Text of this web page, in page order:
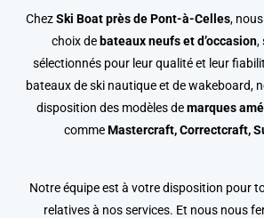
ChezSki Boat près de Pont-à-Celles,
choix de bateaux neufs et d’occasion,
sélectionnés pour leur qualité et leur
bateaux de ski nautique et de wakeboard,
disposition des modèles demarques
commeMastercraft, Correctcraft,
Notre équipe est à votre disposition pour
relatives à nos services. Et nous nous